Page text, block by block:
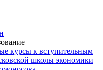
курсы к вступительным
школы экономики